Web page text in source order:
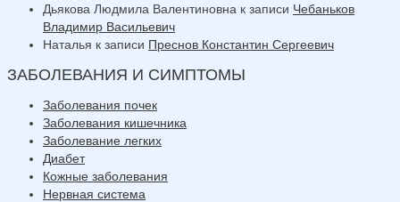
Дьякова Людмила Валентиновна к записи Чебаньков
Владимир Васильевич
Наталья к записи Преснов Константин Сергеевич
ЗАБОЛЕВАНИЯ И СИМПТОМЫ
Заболевания почек
Заболевания кишечника
Заболевание легких
Диабет
Кожные заболевания
Нервная система